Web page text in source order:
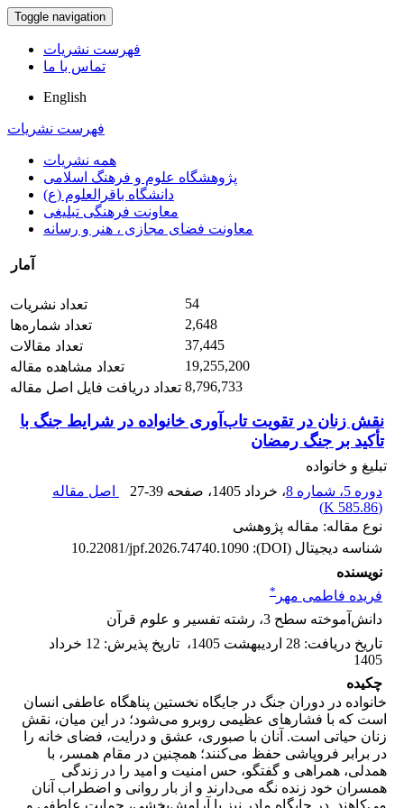
Toggle navigation
فهرست نشریات
تماس با ما
English
فهرست نشریات
همه نشریات
پژوهشگاه علوم و فرهنگ اسلامی
دانشگاه باقرالعلوم (ع)
معاونت فرهنگی تبلیغی
معاونت فضای مجازی ، هنر و رسانه
آمار
تعداد نشریات
54
تعداد شماره‌ها
2,648
تعداد مقالات
37,445
تعداد مشاهده مقاله
19,255,200
تعداد دریافت فایل اصل مقاله 8,796,733
نقش زنان در تقویت تاب‌آوری خانواده در شرایط جنگ با
تأکید بر جنگ رمضان
تبلیغ و خانواده
دوره 5، شماره 8
، خرداد 1405 ، صفحه 27-39
اصل مقاله
(
585.86 K
)
نوع مقاله: مقاله پژوهشی
شناسه دیجیتال (DOI):
10.22081/jpf.2026.74740.1090
نویسنده
فریده فاطمی مهر *
دانش‌آموخته سطح 3، رشته تفسیر و علوم قرآن
تاریخ دریافت: 28 اردیبهشت 1405 ، تاریخ پذیرش:
12 خرداد
1405
چکیده
خانواده در دوران جنگ در جایگاه نخستین پناهگاه عاطفی انسان
است که با فشارهای عظیمی روبرو می‌شود؛ در این میان، نقش
زنان حیاتی است. آنان با صبوری، عشق و درایت، فضای خانه را
در برابر فروپاشی حفظ می‌کنند؛ همچنین در مقام همسر، با
همدلی، همراهی و گفتگو، حس امنیت و امید را در زندگی
همسران خود زنده نگه می‌دارند و از بار روانی و اضطراب آنان
می‌کاهند. در جایگاه مادر نیز با آرامش‌بخشی، حمایت عاطفی و